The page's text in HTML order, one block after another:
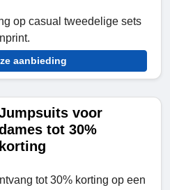
op casual tweedelige sets
aanbieding
voor
tot 30%
korting
tot 30% korting op een